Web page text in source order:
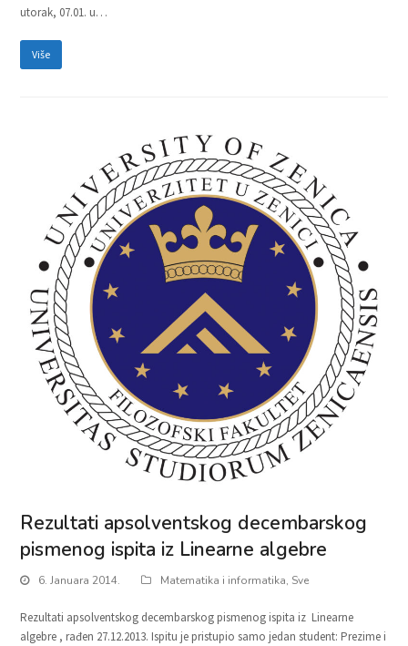
utorak, 07.01. u…
Više
Rezultati apsolventskog decembarskog
pismenog ispita iz Linearne algebre
6. Januara 2014. Matematika i informatika, Sve
Rezultati apsolventskog decembarskog pismenog ispita iz Linearne
algebre , rađen 27.12.2013. Ispitu je pristupio samo jedan student: Prezime i